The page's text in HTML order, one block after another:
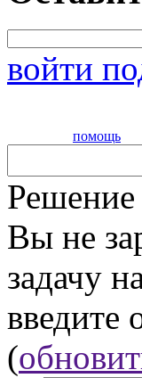
войти
помощь
Вы не
задачу
введите
(